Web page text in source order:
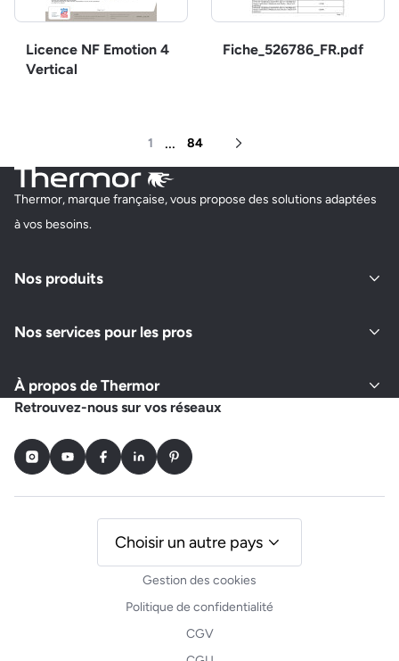
Licence NF Emotion 4
Vertical
Fiche_526786_FR.pdf
1 ... 84
Page suivante
Thermor, marque française, vous propose des solutions adaptées
à vos besoins.
Nos produits
Nos services pour les pros
À propos de Thermor
Retrouvez-nous sur vos réseaux
InstagramYoutubeFacebookLinkedInPinterest
Gestion des cookies
Politique de confidentialité
CGV
Choisir un autre pays